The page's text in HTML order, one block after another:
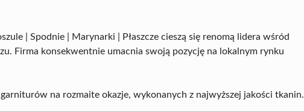
| Spodnie | Marynarki | Płaszcze cieszą się renomą lidera wśród
Firma konsekwentnie umacnia swoją pozycję na lokalnym rynku
na rozmaite okazje, wykonanych z najwyższej jakości tkanin.